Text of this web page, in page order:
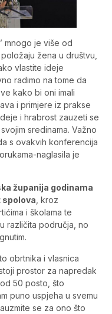
mnogo je više od
žena u društvu,
vlastite ideje
radimo na tome da
kako bi oni imali
i primjere iz prakse
i hrabrost zauzeti se
sredinama. Važno
s ovakvih konferencija
naglasila je
županija godinama
, kroz
i školama te
različita područja, no
obrtnika i vlasnica
prostor za napredak
50 posto, što
puno uspjeha u svemu
se za ono što